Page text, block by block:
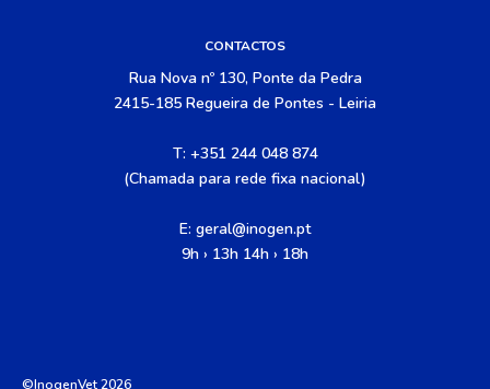
CONTACTOS
Rua Nova nº 130, Ponte da Pedra
2415-185 Regueira de Pontes - Leiria
T: +351 244 048 874
(Chamada para rede fixa nacional)
E: geral@inogen.pt
9h › 13h 14h › 18h
©InogenVet 2026